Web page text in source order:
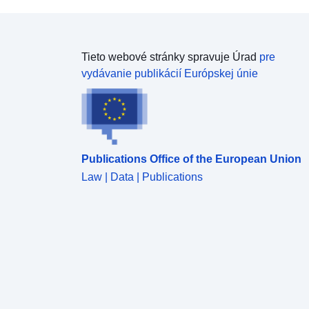
Tieto webové stránky spravuje Úrad pre
vydávanie publikácií Európskej únie
Publications Office of the European Union
Law | Data | Publications